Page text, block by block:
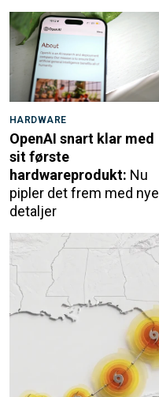
HARDWARE
OpenAI snart klar med
sit første
hardwareprodukt: Nu
pipler det frem med nye
detaljer